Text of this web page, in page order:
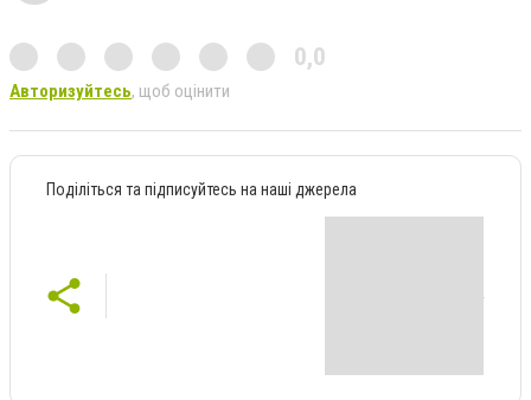
0,0
Авторизуйтесь, щоб оцінити
Поділіться та підписуйтесь на наші джерела